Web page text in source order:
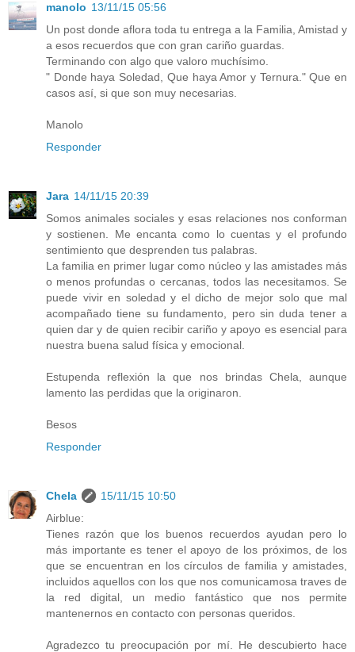
manolo 13/11/15 05:56
Un post donde aflora toda tu entrega a la Familia, Amistad y
a esos recuerdos que con gran cariño guardas.
Terminando con algo que valoro muchísimo.
" Donde haya Soledad, Que haya Amor y Ternura." Que en
casos así, si que son muy necesarias.
Manolo
Responder
Jara 14/11/15 20:39
Somos animales sociales y esas relaciones nos conforman
y sostienen. Me encanta como lo cuentas y el profundo
sentimiento que desprenden tus palabras.
La familia en primer lugar como núcleo y las amistades más
o menos profundas o cercanas, todos las necesitamos. Se
puede vivir en soledad y el dicho de mejor solo que mal
acompañado tiene su fundamento, pero sin duda tener a
quien dar y de quien recibir cariño y apoyo es esencial para
nuestra buena salud física y emocional.
Estupenda reflexión la que nos brindas Chela, aunque
lamento las perdidas que la originaron.
Besos
Responder
Chela
15/11/15 10:50
Airblue:
Tienes razón que los buenos recuerdos ayudan pero lo
más importante es tener el apoyo de los próximos, de los
que se encuentran en los círculos de familia y amistades,
incluidos aquellos con los que nos comunicamosa traves de
la red digital, un medio fantástico que nos permite
mantenernos en contacto con personas queridos.
Agradezco tu preocupación por mí. He descubierto hace